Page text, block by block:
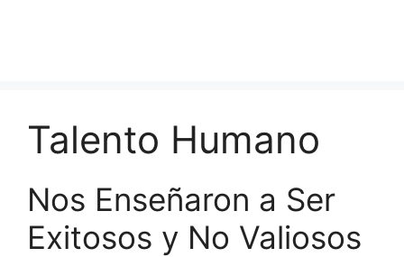
Talento Humano
Nos Enseñaron a Ser
Exitosos y No Valiosos